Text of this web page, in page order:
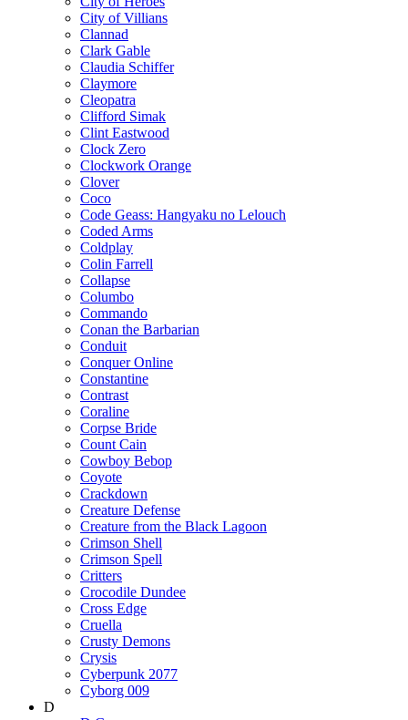
City of Villians
Clannad
Clark Gable
Claudia Schiffer
Claymore
Cleopatra
Clifford Simak
Clint Eastwood
Clock Zero
Clockwork Orange
Clover
Coco
Code Geass: Hangyaku no Lelouch
Coded Arms
Coldplay
Colin Farrell
Collapse
Columbo
Commando
Conan the Barbarian
Conduit
Conquer Online
Constantine
Contrast
Coraline
Corpse Bride
Count Cain
Cowboy Bebop
Coyote
Crackdown
Creature Defense
Creature from the Black Lagoon
Crimson Shell
Crimson Spell
Critters
Crocodile Dundee
Cross Edge
Cruella
Crusty Demons
Crysis
Cyberpunk 2077
Cyborg 009
D